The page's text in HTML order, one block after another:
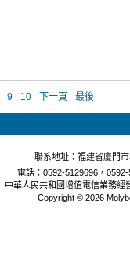
9 10 下一頁 最後
聯系地址：福建省廈門
電話：0592-5129696，
中華人民共和國增值電信業務經
Copyright © 2026